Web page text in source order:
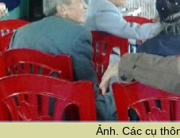
Ảnh. Các cụ